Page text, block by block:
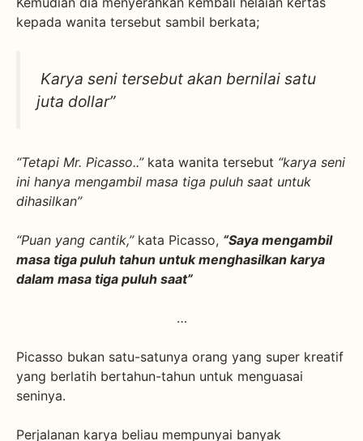
kepada wanita tersebut sambil berkata;
Karya seni tersebut akan bernilai satu
juta dollar”
“Tetapi Mr. Picasso..”kata wanita tersebut “karya seni
ini hanya mengambil masa tiga puluh saat untuk
dihasilkan”
“Puan yang cantik,”kata Picasso, “Saya mengambil
masa tiga puluh tahun untuk menghasilkan karya
dalam masa tiga puluh saat”
…
Picasso bukan satu-satunya orang yang super kreatif
yang berlatih bertahun-tahun untuk menguasai
seninya.
Perjalanan karya beliau mempunyai banyak